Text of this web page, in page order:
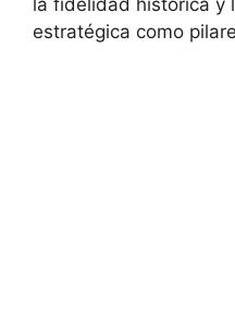
estratégica como